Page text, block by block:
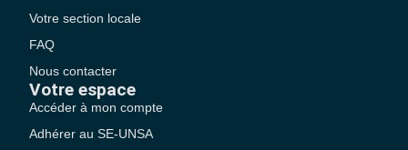
Votre section locale
FAQ
Nous contacter
Votre espace
Accéder à mon compte
Adhérer au SE-UNSA